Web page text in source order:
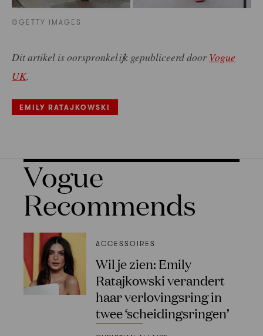
©GETTY IMAGES
Dit artikel is oorspronkelijk gepubliceerd door Vogue
UK.
EMILY RATAJKOWSKI
Vogue
Recommends
ACCESSOIRES
Wil je zien: Emily
Ratajkowski verandert
haar verlovingsring in
twee ‘scheidingsringen’